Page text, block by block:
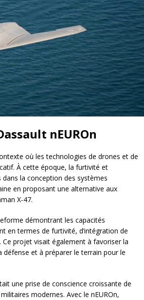
nEUROn
où les technologies de drones et de
À cette époque, la furtivité et
la conception des systèmes
en proposant une alternative aux
X-47.
démontrant les capacités
en termes de furtivité, d’intégration de
projet visait également à favoriser la
et à préparer le terrain pour le
une prise de conscience croissante de
modernes. Avec le nEUROn,